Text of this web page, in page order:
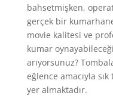
bahsetmişken,
gerçek bir
movie kalitesi ve
kumar
arıyorsunuz?
eğlence amacıyla
yer almaktadır.